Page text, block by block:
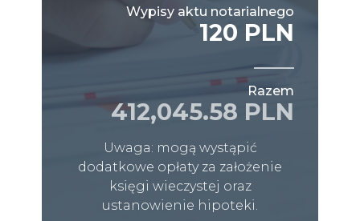
Wypisy aktu notarialnego
120 PLN
Razem
412,045.58 PLN
Uwaga: mogą wystąpić
dodatkowe opłaty za założenie
księgi wieczystej oraz
ustanowienie hipoteki.